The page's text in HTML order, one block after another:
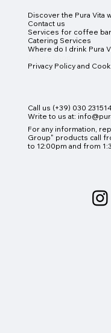
Discover the Pura Vita
Contact us
Services for coffee
Catering Services
Where do I drink Pura
Privacy Policy and
Call us (+39) 030
Write to us at:
For any information,
Group" products call
to 12:00pm and from